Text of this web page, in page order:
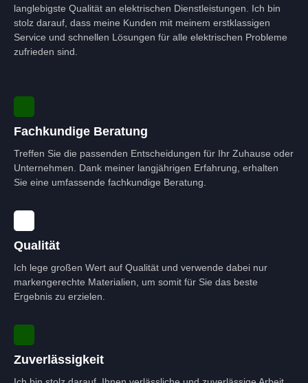
langlebigste Qualität an elektrischen Dienstleistungen. Ich bin
stolz darauf, dass meine Kunden mit meinem erstklassigen
Service und schnellen Lösungen für alle elektrischen Probleme
zufrieden sind.
Fachkundige Beratung
Treffen Sie die passenden Entscheidungen für Ihr Zuhause oder
Unternehmen. Dank meiner langjährigen Erfahrung, erhalten
Sie eine umfassende fachkundige Beratung.
Qualität
Ich lege großen Wert auf Qualität und verwende dabei nur
markengerechte Materialien, um somit für Sie das beste
Ergebnis zu erzielen.
Zuverlässigkeit